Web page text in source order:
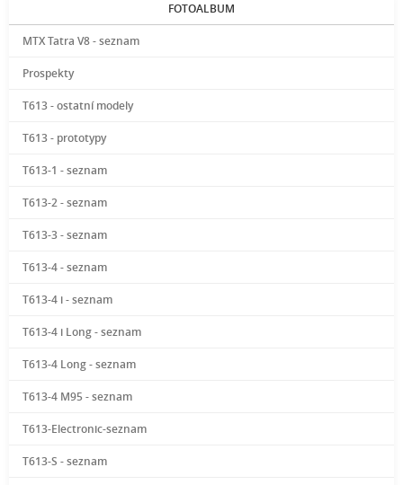
FOTOALBUM
MTX Tatra V8 - seznam
Prospekty
T613 - ostatní modely
T613 - prototypy
T613-1 - seznam
T613-2 - seznam
T613-3 - seznam
T613-4 - seznam
T613-4 i - seznam
T613-4 i Long - seznam
T613-4 Long - seznam
T613-4 M95 - seznam
T613-Electronic-seznam
T613-S - seznam